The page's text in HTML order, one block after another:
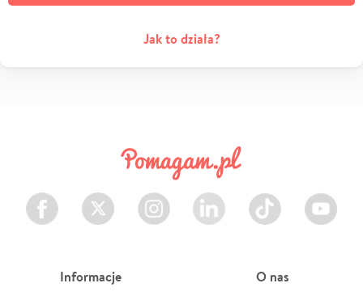
Jak to działa?
Facebook Twitter Instagram LinkedIn TikTok Youtube
Informacje O nas